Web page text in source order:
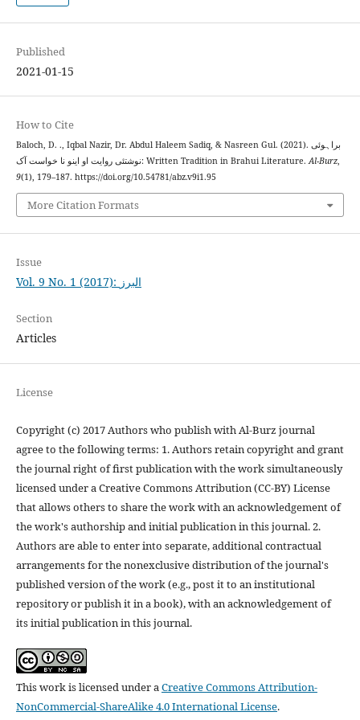
Published
2021-01-15
How to Cite
Baloch, D. ., Iqbal Nazir, Dr. Abdul Haleem Sadiq, & Nasreen Gul. (2021). براہوئی
نوشتئی روایت او اینو نا خواست آک: Written Tradition in Brahui Literature.Al-Burz,
9(1), 179–187. https://doi.org/10.54781/abz.v9i1.95
More Citation Formats
Issue
Vol. 9 No. 1 (2017): البرز
Section
Articles
License
Copyright (c) 2017 Authors who publish with Al-Burz journal
agree to the following terms: 1. Authors retain copyright and grant
the journal right of first publication with the work simultaneously
licensed under a Creative Commons Attribution (CC-BY) License
that allows others to share the work with an acknowledgement of
the work's authorship and initial publication in this journal. 2.
Authors are able to enter into separate, additional contractual
arrangements for the nonexclusive distribution of the journal's
published version of the work (e.g., post it to an institutional
repository or publish it in a book), with an acknowledgement of
its initial publication in this journal.
This work is licensed under a Creative Commons Attribution-
NonCommercial-ShareAlike 4.0 International License.